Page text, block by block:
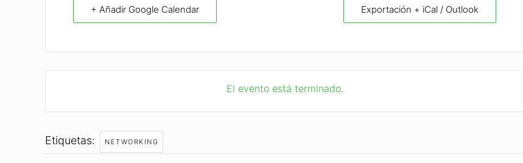
+ Añadir Google Calendar Exportación + iCal / Outlook
El evento está terminado.
Etiquetas: NETWORKING